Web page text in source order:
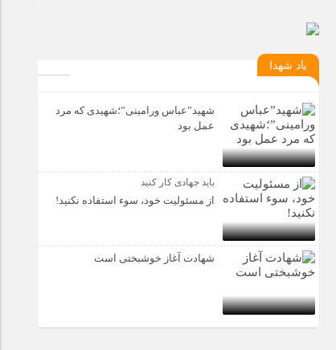
یاد شهدا
شهید”عباس ورامینی”؛شهیدی که مرد
عمل بود
باید جهادی کار کنید
از مسئولیت خود، سوء استفاده نکنید!
شهادت آغاز خوشبختی است